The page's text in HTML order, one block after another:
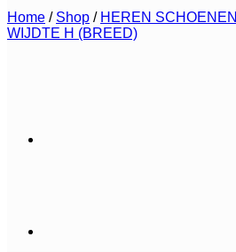
Home / Shop / HEREN SCHOENEN
WIJDTE H (BREED)